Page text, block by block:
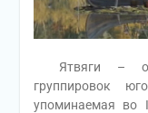
Ятвяги –
группировок
упоминаемая во